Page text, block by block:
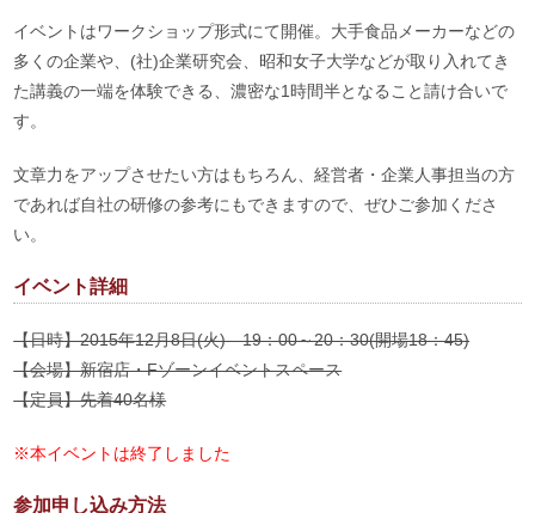
イベントはワークショップ形式にて開催。大手食品メーカーなどの
多くの企業や、(社)企業研究会、昭和女子大学などが取り入れてき
た講義の一端を体験できる、濃密な1時間半となること請け合いで
す。
文章力をアップさせたい方はもちろん、経営者・企業人事担当の方
であれば自社の研修の参考にもできますので、ぜひご参加くださ
い。
イベント詳細
【日時】2015年12月8日(火) 19：00～20：30(開場18：45)
【会場】新宿店・Fゾーンイベントスペース
【定員】先着40名様
※本イベントは終了しました
参加申し込み方法